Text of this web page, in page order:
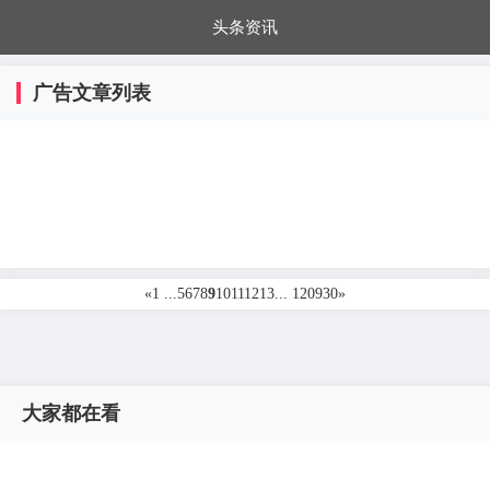
头条资讯
每日秒杀 每日爆品
广告文章列表
«1 ...5678910111213... 120930»
大家都在看